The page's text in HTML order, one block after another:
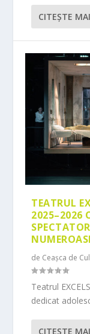
CITEŞTE
TEATRUL
2025–2026
de Ceașca de
Teatrul
dedicat
CITEŞTE